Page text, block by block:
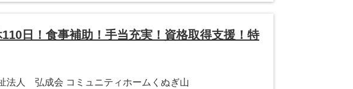
日！食事補助！手当充実！資格取得支援！特
法人 弘成会 コミュニティホームくぬぎ山